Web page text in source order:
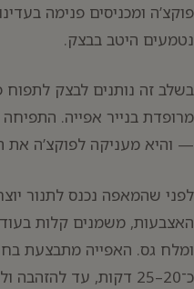
פוקצ’ה ומכניסים פנימה
נטמעים היטב בבצק.
בשלב זה נותנים לבצק
מרופדת בנייר אפייה.
— והיא מעניקה לפוקצ’ה את
לפני שהמאפה נכנס לתנור
האצבעות, משמנים קלות בעוד
כ־20–25 דקות, עד